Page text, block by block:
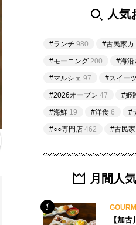
人気
#ランチ 980 #古民家カ
#モーニング 200 #海沿
#マルシェ 97 #スイーツ
#2026オープン 47 #姫
#海鮮 19 #洋食 6 #
#○○専門店 462 #古民
月間人
【加